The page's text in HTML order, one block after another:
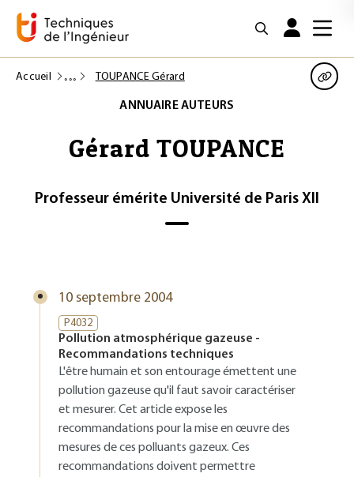
Accueil TOUPANCE Gérard
ANNUAIRE AUTEURS
Gérard TOUPANCE
Professeur émérite Université de Paris XII
10 septembre 2004
P4032
Pollution atmosphérique gazeuse -
Recommandations techniques
L'être humain et son entourage émettent une
pollution gazeuse qu'il faut savoir caractériser
et mesurer. Cet article expose les
recommandations pour la mise en œuvre des
mesures de ces polluants gazeux. Ces
recommandations doivent permettre